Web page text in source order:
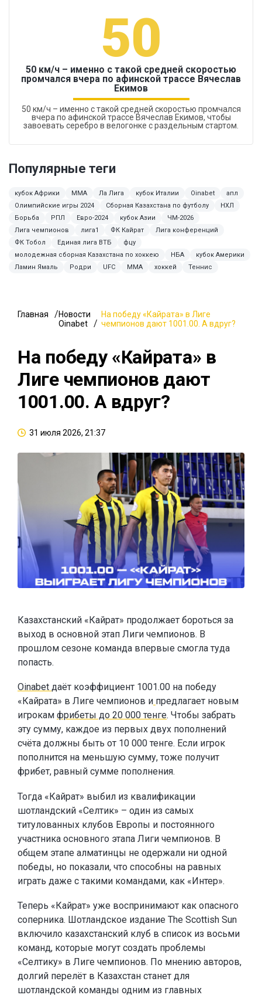
50
50 км/ч – именно с такой средней скоростью
промчался вчера по афинской трассе Вячеслав
Екимов
50 км/ч – именно с такой средней скоростью промчался
вчера по афинской трассе Вячеслав Екимов, чтобы
завоевать серебро в велогонке с раздельным стартом.
Популярные теги
кубок Африки MMA Ла Лига кубок Италии Oinabet
апл
Олимпийские игры 2024
Сборная Казахстана по футболу
НХЛ
Борьба
РПЛ Евро-2024 кубок Азии
ЧМ-2026
Лига чемпионов
лига1 ФК Кайрат
Лига конференций
ФК Тобол
Единая лига ВТБ
фцу
молодежная сборная Казахстана по хоккею
НБА
кубок Америки
Ламин Ямаль
Родри UFC ММА хоккей Теннис
Главная
Новости
Oinabet
На победу «Кайрата» в Лиге
чемпионов дают 1001.00. А вдруг?
На победу «Кайрата» в
Лиге чемпионов дают
1001.00. А вдруг?
31 июля 2026, 21:37
Казахстанский «Кайрат» продолжает бороться за
выход в основной этап Лиги чемпионов. В
прошлом сезоне команда впервые смогла туда
попасть.
Oinabet даёт коэффициент 1001.00 на победу
«Кайрата» в Лиге чемпионов и предлагает новым
игрокам фрибеты до 20 000 тенге. Чтобы забрать
эту сумму, каждое из первых двух пополнений
счёта должны быть от 10 000 тенге. Если игрок
пополнится на меньшую сумму, тоже получит
фрибет, равный сумме пополнения.
Тогда «Кайрат» выбил из квалификации
шотландский «Селтик» – один из самых
титулованных клубов Европы и постоянного
участника основного этапа Лиги чемпионов. В
общем этапе алматинцы не одержали ни одной
победы, но показали, что способны на равных
играть даже с такими командами, как «Интер».
Теперь «Кайрат» уже воспринимают как опасного
соперника. Шотландское издание The Scottish Sun
включило казахстанский клуб в список из восьми
команд, которые могут создать проблемы
«Селтику» в Лиге чемпионов. По мнению авторов,
долгий перелёт в Казахстан станет для
шотландской команды одним из главных